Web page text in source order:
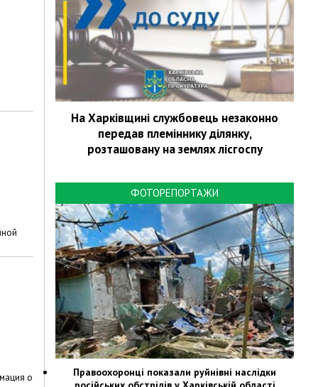
о
На Харківщині службовець незаконно
передав племіннику ділянку,
розташовану на землях лісгоспу
ФОТОРЕПОРТАЖИ
Правоохоронці показали руйнівні наслідки